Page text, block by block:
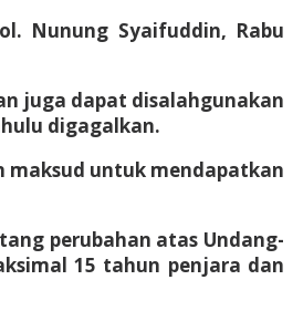
Nunung Syaifuddin, Rabu
juga dapat disalahgunakan
digagalkan.
maksud untuk mendapatkan
perubahan atas Undang-
15 tahun penjara dan